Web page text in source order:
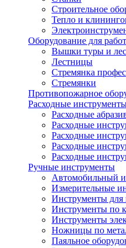
Строительное
Тепло и
Оборудование для
Вышки туры и
Лестницы
Стремянка
Стремянки
Противопожарное
Расходные
Расходные
Расходные
Расходные
Расходные
Расходные
Ручные инструменты
Автомобильный
Измерительные
Инструменты для
Инструменты по
Инструменты
Ножницы по
Паяльное